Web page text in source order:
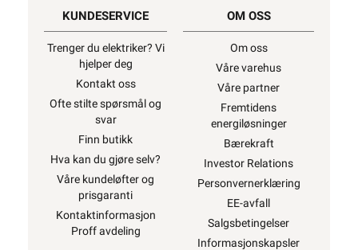
KUNDESERVICE
Trenger du elektriker? Vi
hjelper deg
Kontakt oss
Ofte stilte spørsmål og
svar
Finn butikk
Hva kan du gjøre selv?
Våre kundeløfter og
prisgaranti
Kontaktinformasjon
Proff avdeling
OM OSS
Om oss
Våre varehus
Våre partner
Fremtidens
energiløsninger
Bærekraft
Investor Relations
Personvernerklæring
EE-avfall
Salgsbetingelser
Informasjonskapsler